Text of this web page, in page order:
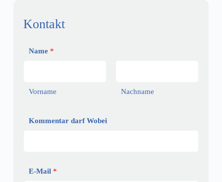
Kontakt
Name *
Vorname Nachname
Kommentar darf Wobei
E-Mail *